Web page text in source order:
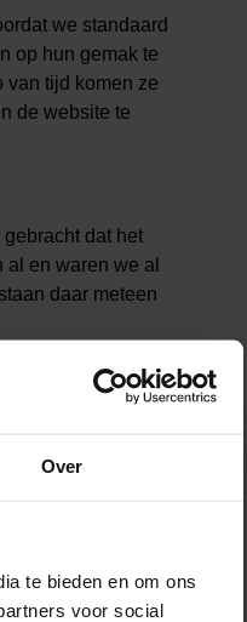
Over
te bieden en om ons
voor social
we standaard
op hun gemak te
van tijd komen ze
de website te
dat het
en waren we al
daar meteen
te houden,
een bepaalde
andere